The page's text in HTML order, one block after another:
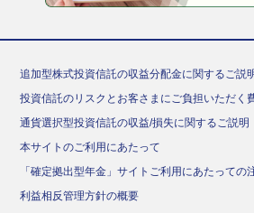
追加型株式投資信託の収益分配金に関するご説
投資信託のリスクとお客さまにご負担いただく
通貨選択型投資信託の収益/損失に関するご説明
本サイトのご利用にあたって
「確定拠出型年金」サイトご利用にあたっての
利益相反管理方針の概要